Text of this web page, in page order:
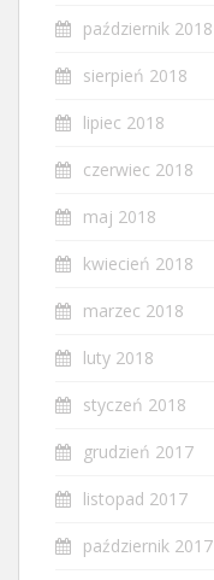
październik 2018
sierpień 2018
lipiec 2018
czerwiec 2018
maj 2018
kwiecień 2018
marzec 2018
luty 2018
styczeń 2018
grudzień 2017
listopad 2017
październik 2017